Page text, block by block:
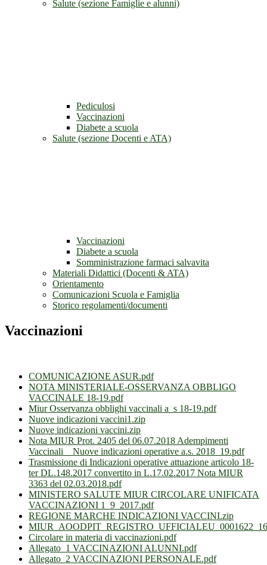
Salute (sezione Famiglie e alunni)
Pediculosi
Vaccinazioni
Diabete a scuola
Salute (sezione Docenti e ATA)
Vaccinazioni
Diabete a scuola
Somministrazione farmaci salvavita
Materiali Didattici (Docenti & ATA)
Orientamento
Comunicazioni Scuola e Famiglia
Storico regolamenti/documenti
Vaccinazioni
COMUNICAZIONE ASUR.pdf
NOTA MINISTERIALE-OSSERVANZA OBBLIGO
VACCINALE 18-19.pdf
Miur Osservanza obblighi vaccinali a_s 18-19.pdf
Nuove indicazioni vaccini1.zip
Nuove indicazioni vaccini.zip
Nota MIUR Prot. 2405 del 06.07.2018 Adempimenti
Vaccinali _ Nuove indicazioni operative a.s. 2018_19.pdf
Trasmissione di Indicazioni operative attuazione articolo 18-
ter DL.148.2017 convertito in L.17.02.2017 Nota MIUR
3363 del 02.03.2018.pdf
MINISTERO SALUTE MIUR CIRCOLARE UNIFICATA
VACCINAZIONI 1_9_2017.pdf
REGIONE MARCHE INDICAZIONI VACCINI.zip
Circolare in materia di vaccinazioni.pdf
Allegato_1 VACCINAZIONI ALUNNI.pdf
Allegato_2 VACCINAZIONI PERSONALE.pdf